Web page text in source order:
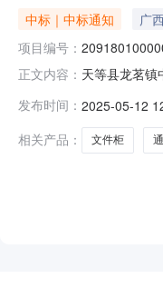
中标｜中标通知 广
项目编号：
正文内容： 天等县龙茗
话
发布时间： 2025-05-12
相关产品：
文件柜